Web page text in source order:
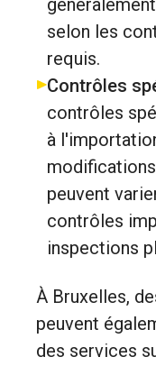
selon les
requis.
Contrôles
contrôles
à
peuvent
contrôles
inspections
À Bruxelles,
peuvent
des services